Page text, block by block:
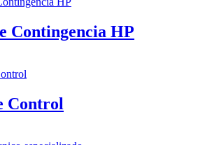
Contingencia HP
Control